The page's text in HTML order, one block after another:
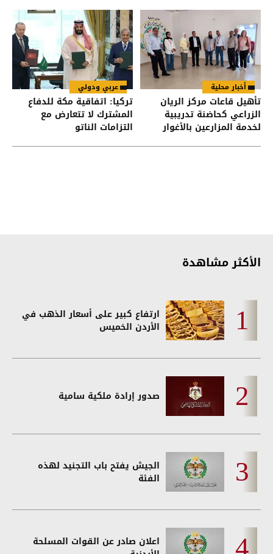
أخبار محلية
تأهيل قاعات مركز الريان
الزراعي كحاضنة تدريبية
لخدمة المزارعين بالأغوار
عربي ودولي
تركيا: اتفاقية مكة للدفاع
المشترك لا تتعارض مع
التزامات الناتو
الأكثر مشاهدة
ارتفاع كبير على أسعار الذهب في
الأردن الخميس
صدور إرادة ملكية سامية
الجيش يفتح باب التجنيد لهذه
الفئة
اعلان صادر عن القوات المسلحة